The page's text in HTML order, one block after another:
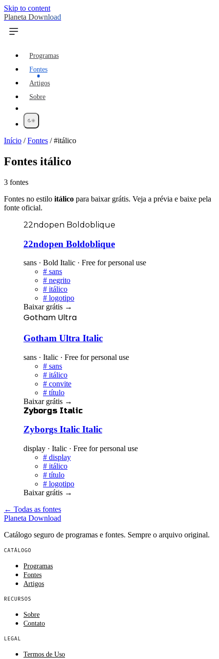
Skip to content
Planeta Download
Programas
Fontes
Artigos
Sobre
Início /Fontes /#itálico
Fontes itálico
3 fontes
Fontes no estilo itálico para baixar grátis. Veja a prévia e baixe pela
fonte oficial.
22ndopen Boldoblique
22ndopen Boldoblique
sans · Bold Italic · Free for personal use
# sans
# negrito
# itálico
# logotipo
Baixar grátis →
Gotham Ultra
Gotham Ultra Italic
sans · Italic · Free for personal use
# sans
# itálico
# convite
# título
Baixar grátis →
Zyborgs Italic
Zyborgs Italic Italic
display · Italic · Free for personal use
# display
# itálico
# título
# logotipo
Baixar grátis →
← Todas as fontes
Planeta Download
Catálogo seguro de programas e fontes. Sempre o arquivo original.
CATÁLOGO
Programas
Fontes
Artigos
RECURSOS
Sobre
Contato
LEGAL
Termos de Uso